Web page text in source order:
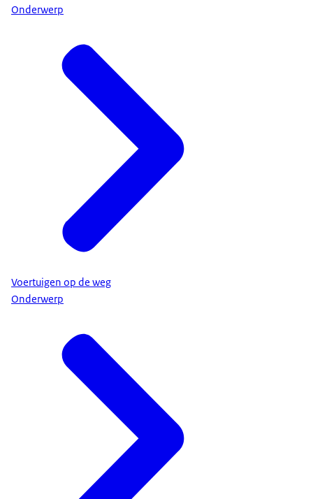
Onderwerp
Voertuigen op de weg
Onderwerp